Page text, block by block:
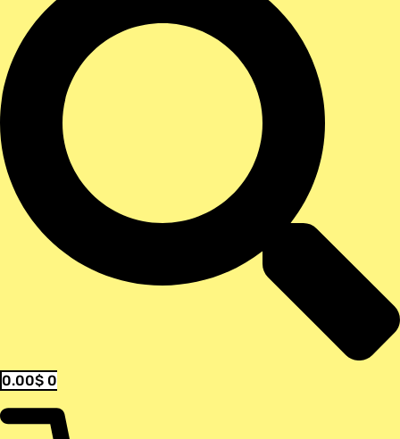
0.00$ 0